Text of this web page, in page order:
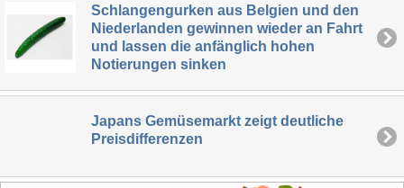
Schlangengurken aus Belgien und den
Niederlanden gewinnen wieder an Fahrt
und lassen die anfänglich hohen
Notierungen sinken
Japans Gemüsemarkt zeigt deutliche
Preisdifferenzen